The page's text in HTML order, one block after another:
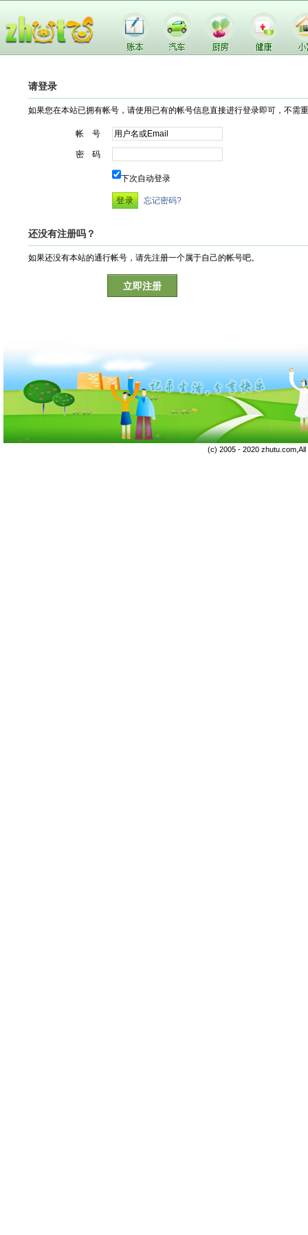
请登录
如果您在本站已拥有帐号，请使用已有的帐号信息直接进行登录即可，不需
帐 号
密 码
下次自动登录
忘记密码?
还没有注册吗？
如果还没有本站的通行帐号，请先注册一个属于自己的帐号吧。
立即注册
(c) 2005 - 2020